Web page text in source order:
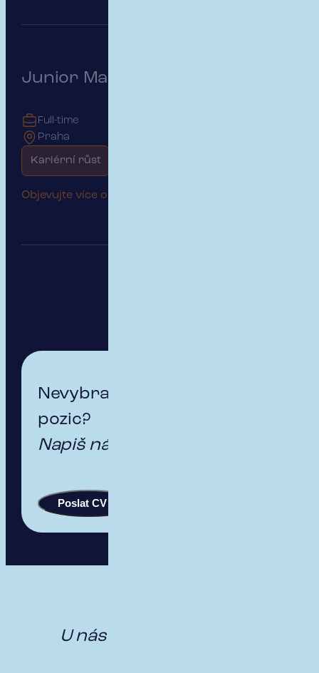
Junior Marketing Specialist
Full-time
Praha
Objevujte více o této pozici
Kariérní růst
Nevybral/a sis z nabízených
pozic?
Napišnám!
Poslat CV
U nás máme práce